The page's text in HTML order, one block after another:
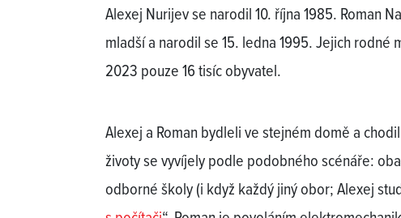
Alexej Nurijev se narodil 10. října 1985. Roman
mladší a narodil se 15. ledna 1995. Jejich rodné
2023 pouze 16 tisíc obyvatel.
Alexej a Roman bydleli ve stejném domě a
životy se vyvíjely podle podobného scénáře:
odborné školy (i když každý jiný obor; Alexej